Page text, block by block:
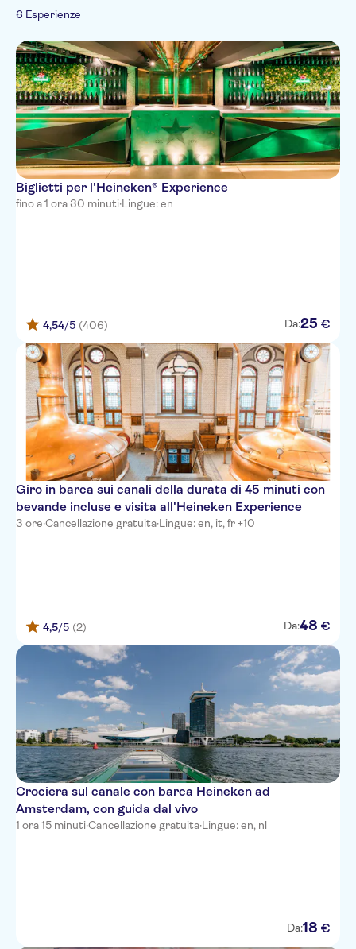
Wheelchair access
Rivenditore ufficiale
degustazioni
Spagnolo
Italiano
Russo
Giapponese
Coreano
6 Esperienze
Biglietti per l'Heineken® Experience
fino a 1 ora 30 minuti·Lingue: en
4,54/5 (406) Da:25 €
Giro in barca sui canali della durata di 45 minuti con
bevande incluse e visita all'Heineken Experience
3 ore·Cancellazione gratuita·Lingue: en, it, fr +10
4,5/5 (2) Da:48 €
Crociera sul canale con barca Heineken ad
Amsterdam, con guida dal vivo
1 ora 15 minuti·Cancellazione gratuita·Lingue: en, nl
Da:18 €